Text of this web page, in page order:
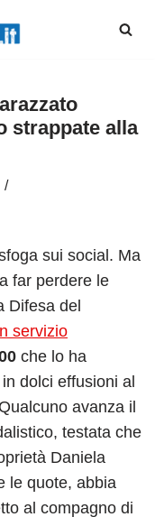
strappate alla
sui social. Ma
far perdere le
Difesa del
servizio
che lo ha
dolci effusioni al
avanza il
testata che
Daniela
le quote, abbia
al compagno di